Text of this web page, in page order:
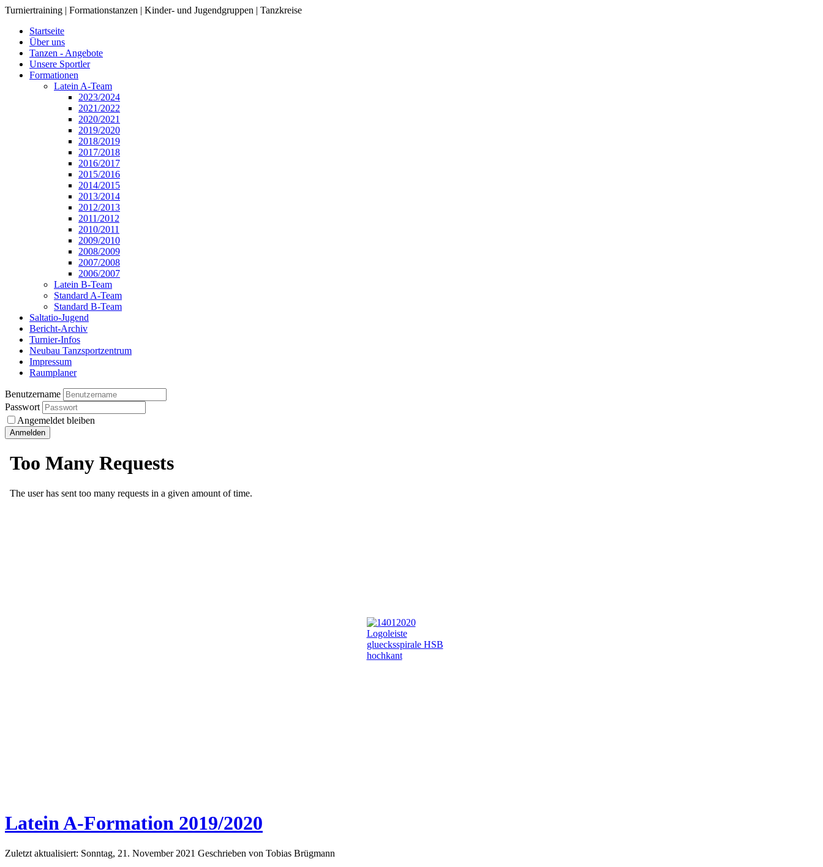
Turniertraining | Formationstanzen | Kinder- und Jugendgruppen | Tanzkreise
Startseite
Über uns
Tanzen - Angebote
Unsere Sportler
Formationen
Latein A-Team
2023/2024
2021/2022
2020/2021
2019/2020
2018/2019
2017/2018
2016/2017
2015/2016
2014/2015
2013/2014
2012/2013
2011/2012
2010/2011
2009/2010
2008/2009
2007/2008
2006/2007
Latein B-Team
Standard A-Team
Standard B-Team
Saltatio-Jugend
Bericht-Archiv
Turnier-Infos
Neubau Tanzsportzentrum
Impressum
Raumplaner
Benutzername
Passwort
Angemeldet bleiben
Latein A-Formation 2019/2020
Zuletzt aktualisiert: Sonntag, 21. November 2021 Geschrieben von Tobias Brügmann